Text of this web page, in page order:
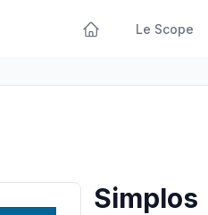
Le Scope
Simplos